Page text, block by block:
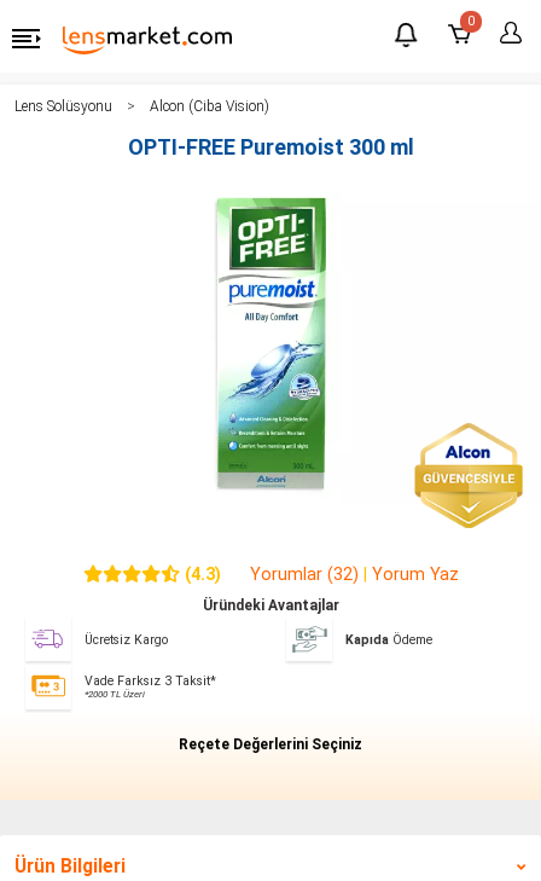
0
Lens Solüsyonu Alcon (Ciba Vision)
OPTI-FREE Puremoist 300 ml
(4.3) Yorumlar (32) Yorum Yaz
Üründeki Avantajlar
Ücretsiz Kargo Kapıda Ödeme
Vade Farksız 3 Taksit*
*2000 TL Üzeri
Reçete Değerlerini Seçiniz
Ürün Bilgileri